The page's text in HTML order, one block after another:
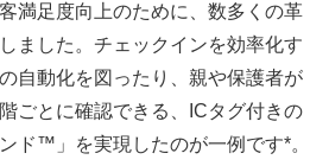
満足度向上のために、数多くの革
ました。チェックインを効率化す
自動化を図ったり、親や保護者が
ごとに確認できる、ICタグ付きの
ド™」を実現したのが一例です*。